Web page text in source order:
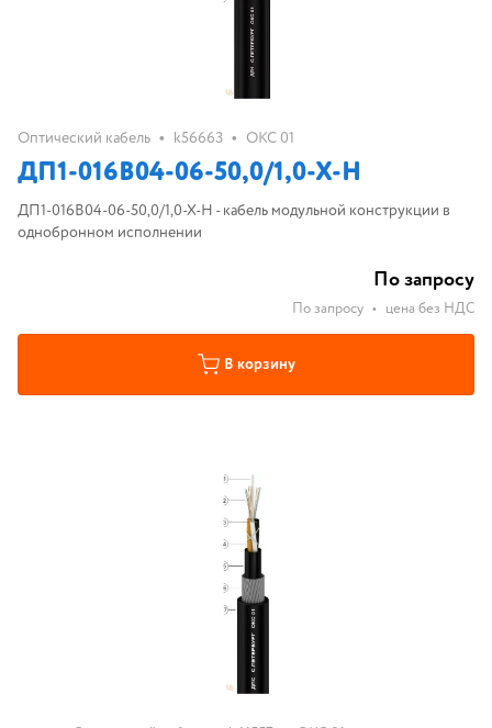
Оптический кабель • k56663 • ОКС 01
ДП1-016В04-06-50,0/1,0-Х-Н
ДП1-016В04-06-50,0/1,0-Х-Н - кабель модульной конструкции в
однобронном исполнении
По запросу
По запросу • цена без НДС
В корзину